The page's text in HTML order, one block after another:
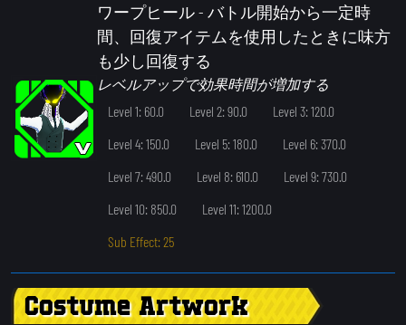
ワープヒール- バトル開始から一定時
間、回復アイテムを使用したときに味方
も少し回復する
レベルアップで効果時間が増加する
Level 1: 60.0
Level 2: 90.0
Level 3: 120.0
Level 4: 150.0
Level 5: 180.0
Level 6: 370.0
Level 7: 490.0
Level 8: 610.0
Level 9: 730.0
Level 10: 850.0
Level 11: 1200.0
Sub Effect: 25
Costume Artwork